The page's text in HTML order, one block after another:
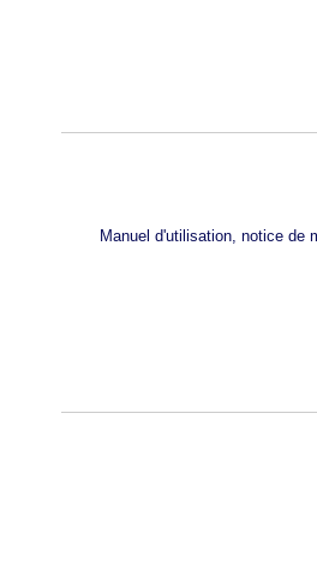
Manuel d'utilisation, notice de